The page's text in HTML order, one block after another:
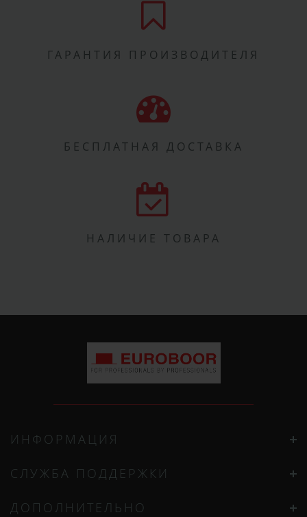
ГАРАНТИЯ ПРОИЗВОДИТЕЛЯ
БЕСПЛАТНАЯ ДОСТАВКА
НАЛИЧИЕ ТОВАРА
ИНФОРМАЦИЯ
СЛУЖБА ПОДДЕРЖКИ
ДОПОЛНИТЕЛЬНО